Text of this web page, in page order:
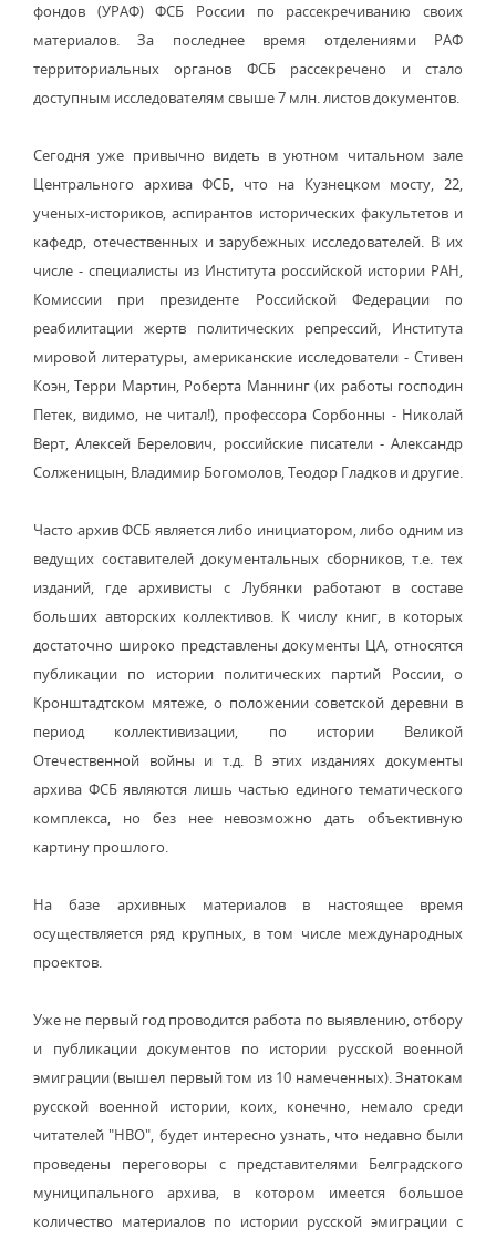
фондов (УРАФ) ФСБ России по рассекречиванию своих
материалов. За последнее время отделениями РАФ
территориальных органов ФСБ рассекречено и стало
доступным исследователям свыше 7 млн. листов документов.
Сегодня уже привычно видеть в уютном читальном зале
Центрального архива ФСБ, что на Кузнецком мосту, 22,
ученых-историков, аспирантов исторических факультетов и
кафедр, отечественных и зарубежных исследователей. В их
числе - специалисты из Института российской истории РАН,
Комиссии при президенте Российской Федерации по
реабилитации жертв политических репрессий, Института
мировой литературы, американские исследователи - Стивен
Коэн, Терри Мартин, Роберта Маннинг (их работы господин
Петек, видимо, не читал!), профессора Сорбонны - Николай
Верт, Алексей Берелович, российские писатели - Александр
Солженицын, Владимир Богомолов, Теодор Гладков и другие.
Часто архив ФСБ является либо инициатором, либо одним из
ведущих составителей документальных сборников, т.е. тех
изданий, где архивисты с Лубянки работают в составе
больших авторских коллективов. К числу книг, в которых
достаточно широко представлены документы ЦА, относятся
публикации по истории политических партий России, о
Кронштадтском мятеже, о положении советской деревни в
период коллективизации, по истории Великой
Отечественной войны и т.д. В этих изданиях документы
архива ФСБ являются лишь частью единого тематического
комплекса, но без нее невозможно дать объективную
картину прошлого.
На базе архивных материалов в настоящее время
осуществляется ряд крупных, в том числе международных
проектов.
Уже не первый год проводится работа по выявлению, отбору
и публикации документов по истории русской военной
эмиграции (вышел первый том из 10 намеченных). Знатокам
русской военной истории, коих, конечно, немало среди
читателей "НВО", будет интересно узнать, что недавно были
проведены переговоры с представителями Белградского
муниципального архива, в котором имеется большое
количество материалов по истории русской эмиграции с